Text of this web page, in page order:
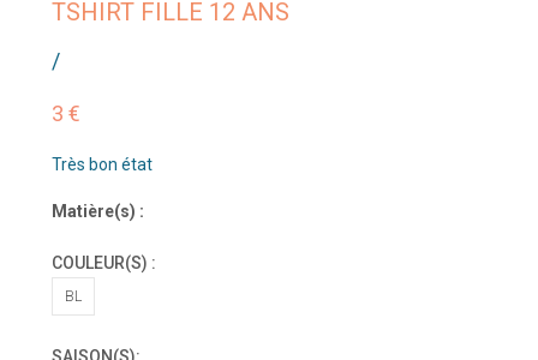
TSHIRT FILLE 12 ANS
/
3 €
Très bon état
Matière(s) :
COULEUR(S) :
BL